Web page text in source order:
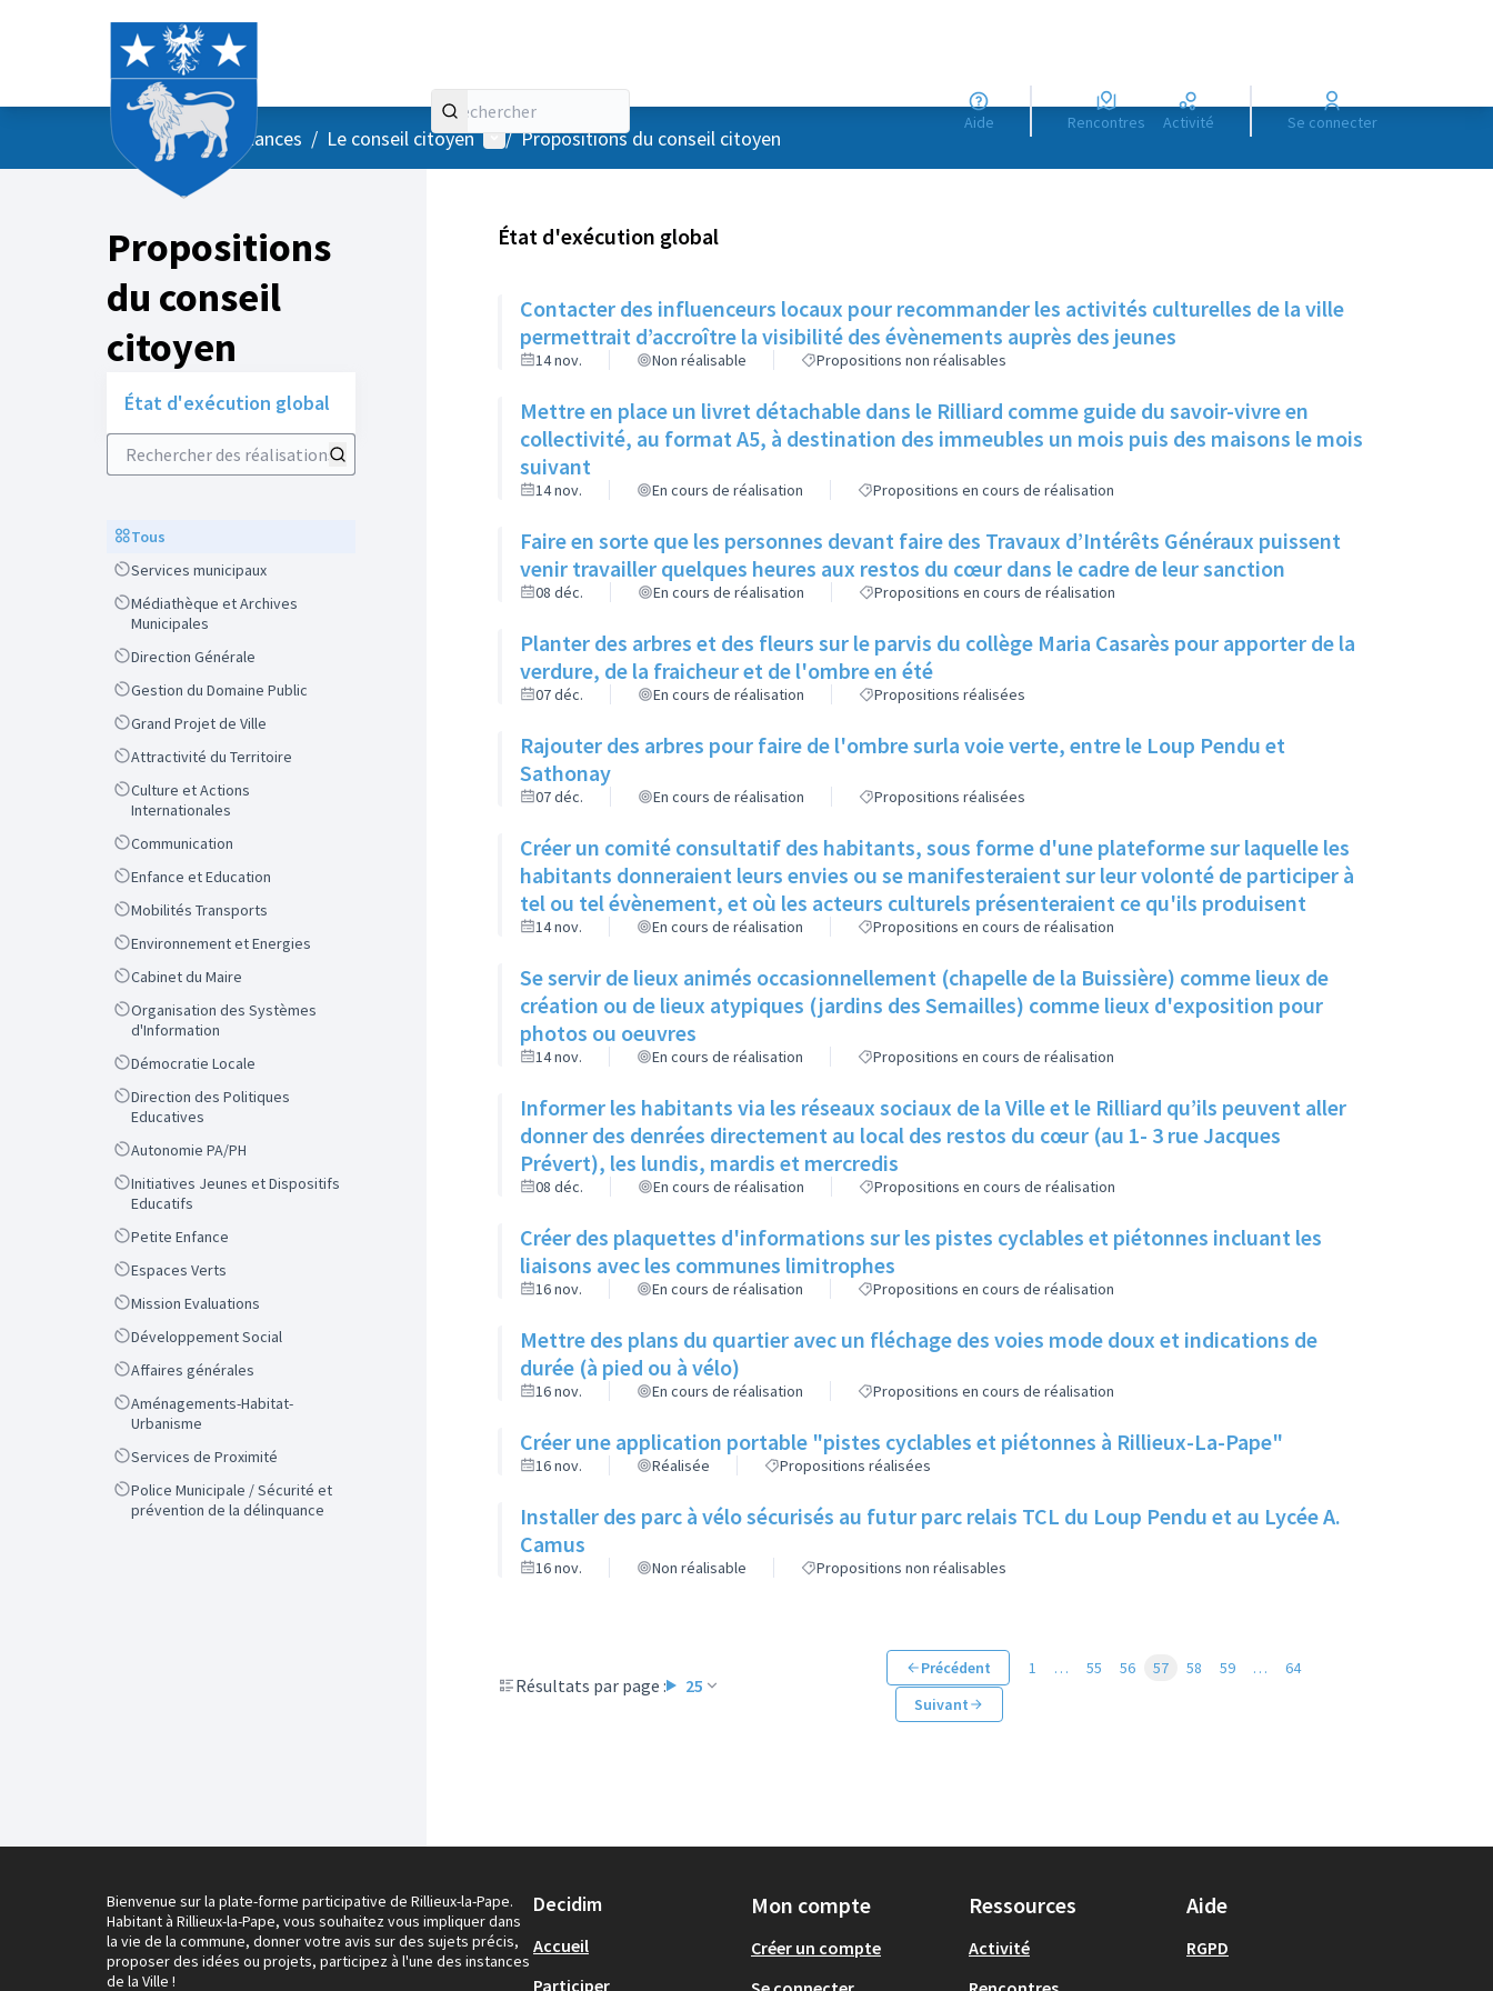
Aide Rencontres Activité Se connecter
AccueilMenu principal
/ Vos instances / Le conseil citoyen Menu utilisateur
/ Propositions du conseil citoyen
Propositions
du conseil
citoyen
État d'exécution global
Rechercher des réalisations
ScopeTous
ScopeServices municipaux
Scope
Médiathèque et Archives
Municipales
ScopeDirection Générale
ScopeGestion du Domaine Public
ScopeGrand Projet de Ville
ScopeAttractivité du Territoire
Scope
Culture et Actions
Internationales
ScopeCommunication
ScopeEnfance et Education
ScopeMobilités Transports
ScopeEnvironnement et Energies
ScopeCabinet du Maire
Scope
Organisation des Systèmes
d'Information
ScopeDémocratie Locale
Scope
Direction des Politiques
Educatives
ScopeAutonomie PA/PH
Scope
Initiatives Jeunes et Dispositifs
Educatifs
ScopePetite Enfance
ScopeEspaces Verts
ScopeMission Evaluations
ScopeDéveloppement Social
ScopeAffaires générales
Scope
Aménagements-Habitat-
Urbanisme
ScopeServices de Proximité
Scope
Police Municipale / Sécurité et
prévention de la délinquance
État d'exécution global
Contacter des influenceurs locaux pour recommander les activités culturelles de la ville
permettrait d’accroître la visibilité des évènements auprès des jeunes
14 nov. Non réalisable Propositions non réalisables
Mettre en place un livret détachable dans le Rilliard comme guide du savoir-vivre en
collectivité, au format A5, à destination des immeubles un mois puis des maisons le mois
suivant
14 nov. En cours de réalisation Propositions en cours de réalisation
Faire en sorte que les personnes devant faire des Travaux d’Intérêts Généraux puissent
venir travailler quelques heures aux restos du cœur dans le cadre de leur sanction
08 déc. En cours de réalisation Propositions en cours de réalisation
Planter des arbres et des fleurs sur le parvis du collège Maria Casarès pour apporter de la
verdure, de la fraicheur et de l'ombre en été
07 déc. En cours de réalisation Propositions réalisées
Rajouter des arbres pour faire de l'ombre surla voie verte, entre le Loup Pendu et
Sathonay
07 déc. En cours de réalisation Propositions réalisées
Créer un comité consultatif des habitants, sous forme d'une plateforme sur laquelle les
habitants donneraient leurs envies ou se manifesteraient sur leur volonté de participer à
tel ou tel évènement, et où les acteurs culturels présenteraient ce qu'ils produisent
14 nov. En cours de réalisation Propositions en cours de réalisation
Se servir de lieux animés occasionnellement (chapelle de la Buissière) comme lieux de
création ou de lieux atypiques (jardins des Semailles) comme lieux d'exposition pour
photos ou oeuvres
14 nov. En cours de réalisation Propositions en cours de réalisation
Informer les habitants via les réseaux sociaux de la Ville et le Rilliard qu’ils peuvent aller
donner des denrées directement au local des restos du cœur (au 1- 3 rue Jacques
Prévert), les lundis, mardis et mercredis
08 déc. En cours de réalisation Propositions en cours de réalisation
Créer des plaquettes d'informations sur les pistes cyclables et piétonnes incluant les
liaisons avec les communes limitrophes
16 nov. En cours de réalisation Propositions en cours de réalisation
Mettre des plans du quartier avec un fléchage des voies mode doux et indications de
durée (à pied ou à vélo)
16 nov. En cours de réalisation Propositions en cours de réalisation
Créer une application portable "pistes cyclables et piétonnes à Rillieux-La-Pape"
16 nov. Réalisée Propositions réalisées
Installer des parc à vélo sécurisés au futur parc relais TCL du Loup Pendu et au Lycée A.
Camus
16 nov. Non réalisable Propositions non réalisables
Résultats par page : 25
Précédent 1 … 55 56 57 58 59 …
64
Suivant
Bienvenue sur la plate-forme participative de Rillieux-la-Pape.
Habitant à Rillieux-la-Pape, vous souhaitez vous impliquer dans
la vie de la commune, donner votre avis sur des sujets précis,
proposer des idées ou projets, participez à l'une des instances
de la Ville !
Decidim
Accueil
Participer
Mon compte
Créer un compte
Ressources
Activité
Aide
RGPD